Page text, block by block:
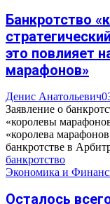
Банкротство
это повлияет
марафонов»
Денис Анатольевич
Заявление о
«королевы
«королева
банкротстве в
банкротство
Экономика и
Осталось